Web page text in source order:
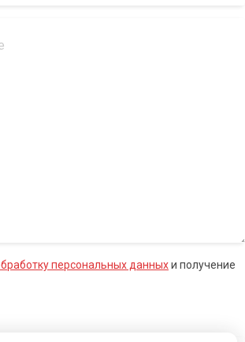
персональных данныхи получение